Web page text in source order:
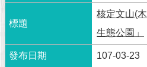
首
頁
核定文山(
生態公園」
107-03-23